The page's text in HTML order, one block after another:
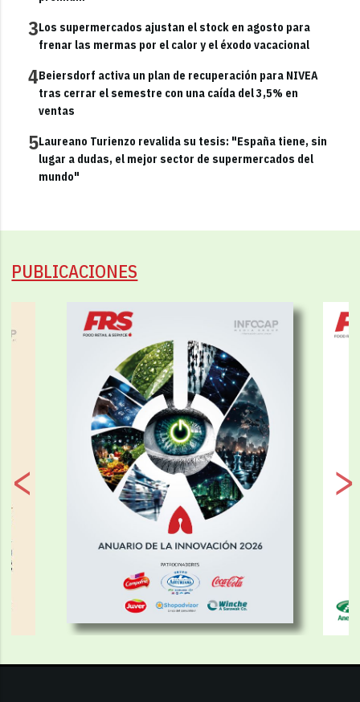
3Los supermercados ajustan el stock en agosto para
frenar las mermas por el calor y el éxodo vacacional
4Beiersdorf activa un plan de recuperación para NIVEA
tras cerrar el semestre con una caída del 3,5% en
ventas
5Laureano Turienzo revalida su tesis: "España tiene, sin
lugar a dudas, el mejor sector de supermercados del
mundo"
PUBLICACIONES